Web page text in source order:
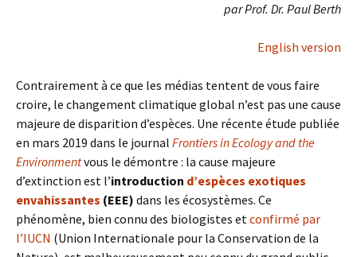
par Prof. Dr. Paul Berth
English version
Contrairement à ce que les médias tentent de vous faire
croire, le changement climatique global n’est pas une cause
majeure de disparition d’espèces. Une récente étude publiée
en mars 2019 dans le journal Frontiers in Ecology and the
Environmentvous le démontre : la cause majeure
d’extinction est l’introduction d’espèces exotiques
envahissantes (EEE) dans les écosystèmes. Ce
phénomène, bien connu des biologistes etconfirmé par
l’IUCN (Union Internationale pour la Conservation de la